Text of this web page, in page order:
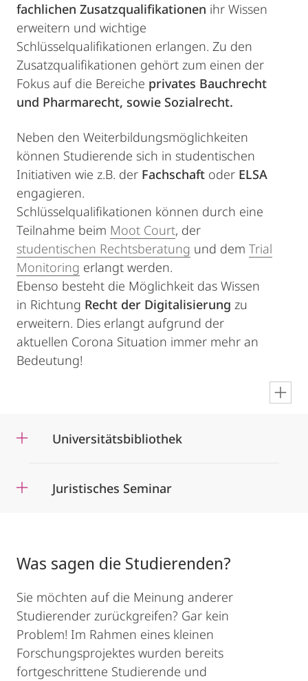
fachlichen Zusatzqualifikationen ihr Wissen
erweitern und wichtige
Schlüsselqualifikationen erlangen. Zu den
Zusatzqualifikationen gehört zum einen der
Fokus auf die Bereiche privates Bauchrecht
und Pharmarecht, sowie Sozialrecht.
Neben den Weiterbildungsmöglichkeiten
können Studierende sich in studentischen
Initiativen wie z.B. der Fachschaft oder ELSA
engagieren.
Schlüsselqualifikationen können durch eine
Teilnahme beim Moot Court, der
studentischen Rechtsberatung und dem Trial
Monitoring erlangt werden.
Ebenso besteht die Möglichkeit das Wissen
in Richtung Recht der Digitalisierung zu
erweitern. Dies erlangt aufgrund der
aktuellen Corona Situation immer mehr an
Bedeutung!
Universitätsbibliothek
Juristisches Seminar
Was sagen die Studierenden?
Sie möchten auf die Meinung anderer
Studierender zurückgreifen? Gar kein
Problem! Im Rahmen eines kleinen
Forschungsprojektes wurden bereits
fortgeschrittene Studierende und